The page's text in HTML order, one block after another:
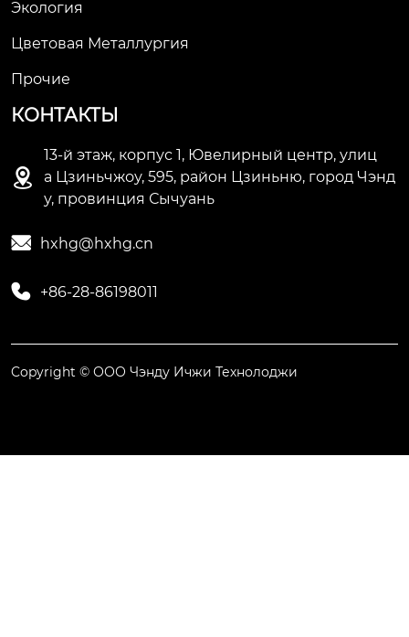
Экология
Цветовая Металлургия
Прочие
КОНТАКТЫ

13-й этаж, корпус 1, Ювелирный центр, улиц
а Цзиньчжоу, 595, район Цзиньню, город Чэнд
у, провинция Сычуань
 hxhg@hxhg.cn
 +86-28-86198011
Copyright © ООО Чэнду Ичжи Технолоджи